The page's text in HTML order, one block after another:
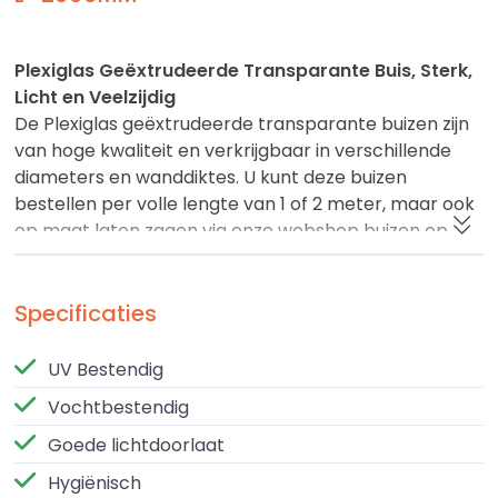
Plexiglas Geëxtrudeerde Transparante Buis, Sterk,
Licht en Veelzijdig
De Plexiglas geëxtrudeerde transparante buizen zijn
van hoge kwaliteit en verkrijgbaar in verschillende
diameters en wanddiktes. U kunt deze buizen
bestellen per volle lengte van 1 of 2 meter, maar ook
op maat laten zagen via onze webshop buizen op
maat.
Deze buizen zijn vervaardigd uit geëxtrudeerd
lichter en 30x slagvaster dan glas is. Ze zijn ideaal
voor toepassingen in techniek, interieur, verlichting
en decoratie.
Let op:geëxtrudeerde buizen kunnen lichte
Specificaties
UV Bestendig
Vochtbestendig
Goede lichtdoorlaat
Hygiënisch